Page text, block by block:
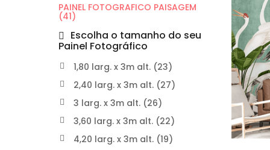
PAINEL FOTOGRAFICO PAISAGEM
(41)
Escolha o tamanho do seu
Painel Fotográfico
1,80 larg. x 3m alt. (23)
2,40 larg. x 3m alt. (27)
3 larg. x 3m alt. (26)
3,60 larg. x 3m alt. (22)
4,20 larg. x 3m alt. (19)